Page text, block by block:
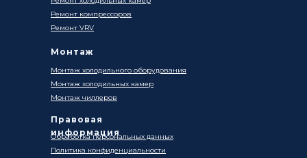
Обработка персональных данных
Политика конфиденциальности
Ремонт компрессоров
Ремонт VRV
Монтаж
Правовая
информация
Монтаж холодильного оборудования
Монтаж чиллеров
Монтаж холодильных камер